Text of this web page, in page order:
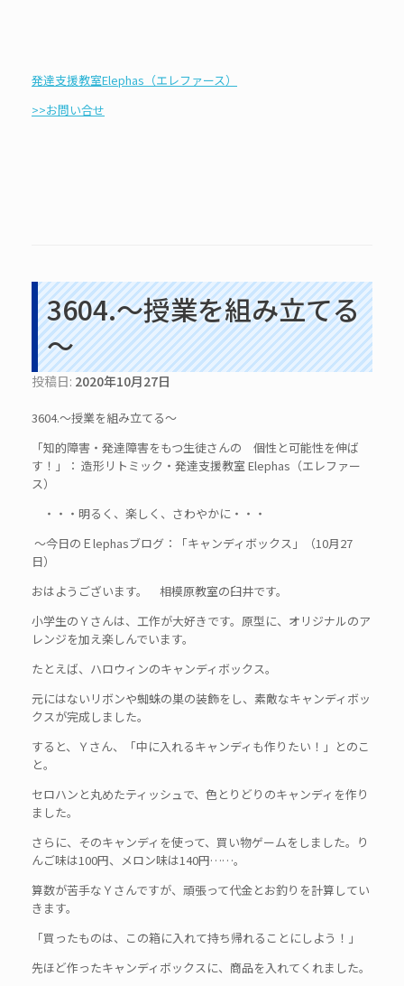
発達支援教室Elephas（エレファース）
>>お問い合せ
3604.～授業を組み立てる
～
投稿日: 2020年10月27日
3604.～授業を組み立てる～
「知的障害・発達障害をもつ生徒さんの 個性と可能性を伸ば
す！」： 造形リトミック・発達支援教室 Elephas（エレファー
ス）
・・・明るく、楽しく、さわやかに・・・
～今日のＥlephasブログ：「キャンディボックス」（10月27
日）
おはようございます。 相模原教室の臼井です。
小学生のＹさんは、工作が大好きです。原型に、オリジナルのア
レンジを加え楽しんでいます。
たとえば、ハロウィンのキャンディボックス。
元にはないリボンや蜘蛛の巣の装飾をし、素敵なキャンディボッ
クスが完成しました。
すると、Ｙさん、「中に入れるキャンディも作りたい！」とのこ
と。
セロハンと丸めたティッシュで、色とりどりのキャンディを作り
ました。
さらに、そのキャンディを使って、買い物ゲームをしました。り
んご味は100円、メロン味は140円……。
算数が苦手なＹさんですが、頑張って代金とお釣りを計算してい
きます。
「買ったものは、この箱に入れて持ち帰れることにしよう！」
先ほど作ったキャンディボックスに、商品を入れてくれました。